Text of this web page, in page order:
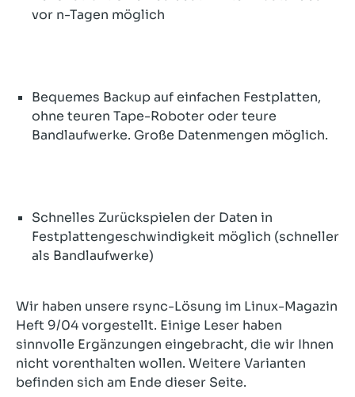
vor n-Tagen möglich
Bequemes Backup auf einfachen Festplatten,
ohne teuren Tape-Roboter oder teure
Bandlaufwerke. Große Datenmengen möglich.
Schnelles Zurückspielen der Daten in
Festplattengeschwindigkeit möglich (schneller
als Bandlaufwerke)
Wir haben unsere rsync-Lösung im Linux-Magazin
Heft 9/04 vorgestellt. Einige Leser haben
sinnvolle Ergänzungen eingebracht, die wir Ihnen
nicht vorenthalten wollen. Weitere Varianten
befinden sich am Ende dieser Seite.